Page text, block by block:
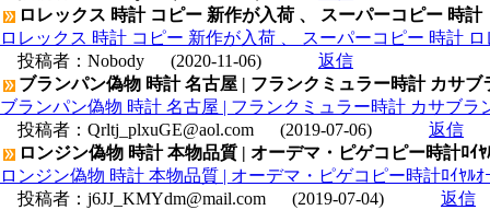
ロレックス 時計 コピー 新作が入荷 、 スーパーコピー 時
ロレックス 時計 コピー 新作が入荷 、 スーパーコピー 時計
投稿者： Nobody (2020-11-06)
返信
ブランパン偽物 時計 名古屋 | フランクミュラー時計 カサ
ブランパン偽物 時計 名古屋 | フランクミュラー時計 カサブ
投稿者： Qrltj_plxuGE@aol.com (2019-07-06)
返信
ロンジン偽物 時計 本物品質 | オーデマ・ピゲコピー時計ﾛｲﾔ
ロンジン偽物 時計 本物品質 | オーデマ・ピゲコピー時計ﾛｲﾔﾙｵ
投稿者： j6JJ_KMYdm@mail.com (2019-07-04)
返信